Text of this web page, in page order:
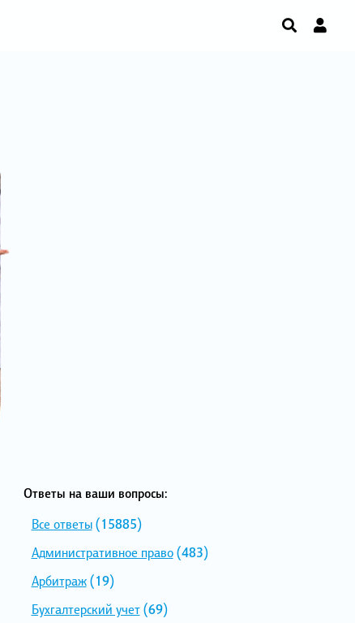
Ответы на ваши вопросы:
Все ответы(15885)
Административное право(483)
Арбитраж(19)
Бухгалтерский учет(69)